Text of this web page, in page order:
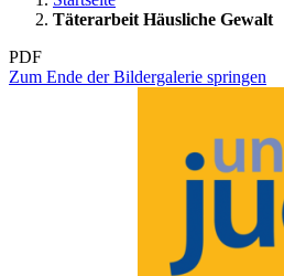
Täterarbeit Häusliche Gewalt
PDF
Zum Ende der Bildergalerie springen